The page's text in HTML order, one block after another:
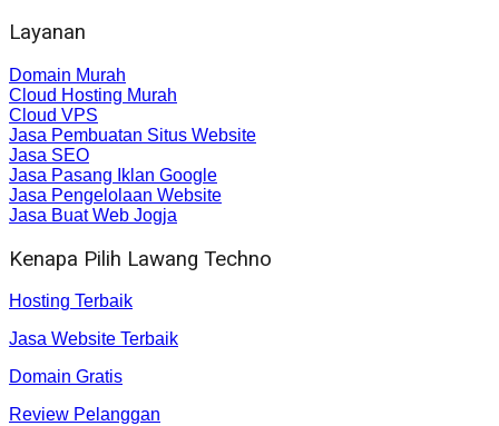
Layanan
Domain Murah
Cloud Hosting Murah
Cloud VPS
Jasa Pembuatan Situs Website
Jasa SEO
Jasa Pasang Iklan Google
Jasa Pengelolaan Website
Jasa Buat Web Jogja
Kenapa Pilih Lawang Techno
Hosting Terbaik
Jasa Website Terbaik
Domain Gratis
Review Pelanggan